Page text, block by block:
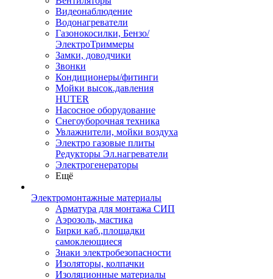
Видеонаблюдение
Водонагреватели
Газонокосилки, Бензо/
ЭлектроТриммеры
Замки, доводчики
Звонки
Кондиционеры/фитинги
Мойки высок.давления
HUTER
Насосное оборудование
Снегоуборочная техника
Увлажнители, мойки воздуха
Электро газовые плиты
Редукторы Эл.нагреватели
Электрогенераторы
Ещё
Электромонтажные материалы
Арматура для монтажа СИП
Аэрозоль, мастика
Бирки каб.,площадки
самоклеющиеся
Знаки электробезопасности
Изоляторы, колпачки
Изоляционные материалы